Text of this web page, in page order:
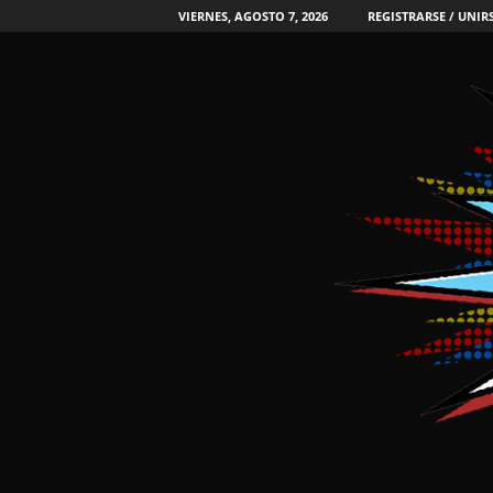
VIERNES, AGOSTO 7, 2026 REGISTRARSE /